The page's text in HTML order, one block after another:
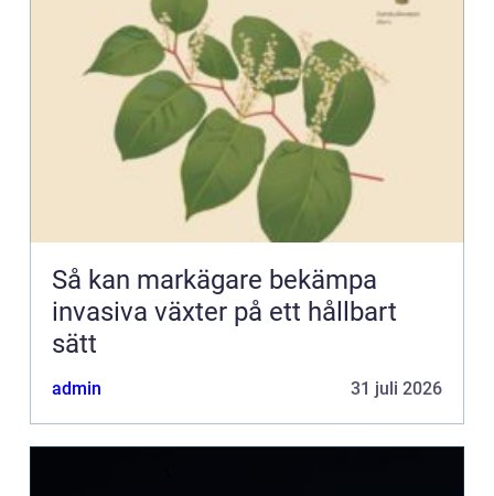
Så kan markägare bekämpa
invasiva växter på ett hållbart
sätt
admin 31 juli 2026